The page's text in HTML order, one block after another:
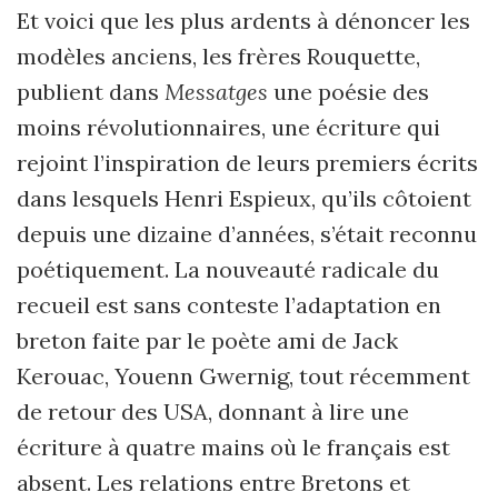
Et voici que les plus ardents à dénoncer les
modèles anciens, les frères Rouquette,
publient dans Messatges une poésie des
moins révolutionnaires, une écriture qui
rejoint l’inspiration de leurs premiers écrits
dans lesquels Henri Espieux, qu’ils côtoient
depuis une dizaine d’années, s’était reconnu
poétiquement. La nouveauté radicale du
recueil est sans conteste l’adaptation en
breton faite par le poète ami de Jack
Kerouac, Youenn Gwernig, tout récemment
de retour des USA, donnant à lire une
écriture à quatre mains où le français est
absent. Les relations entre Bretons et